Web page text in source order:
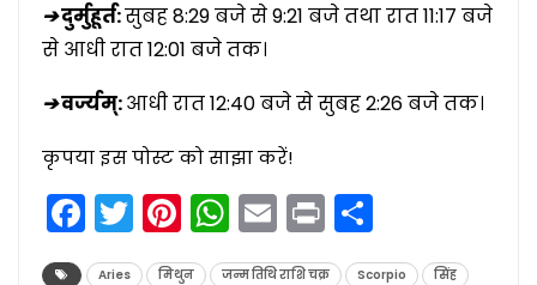
➔दुर्मुहूर्त:सुबह 8:29 बजे से 9:21 बजे तथा रात 11:17 बजे
से आधी रात 12:01 बजे तक।
➔वर्ज्यम्:आधी रात 12:40 बजे से सुबह 2:26 बजे तक।
कृपया इस पोस्ट को साझा करें!
Facebook
Twitter
Pinterest
WhatsApp
Email
Print
Aries मिथुन जन्म तिथि राशि चक्र Scorpio
सिंह